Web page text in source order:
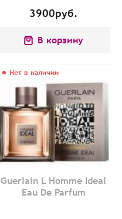
3900руб.
В корзину
Нет в наличии
Guerlain L Homme Ideal
Eau De Parfum